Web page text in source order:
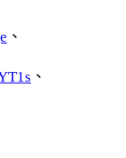
、
、